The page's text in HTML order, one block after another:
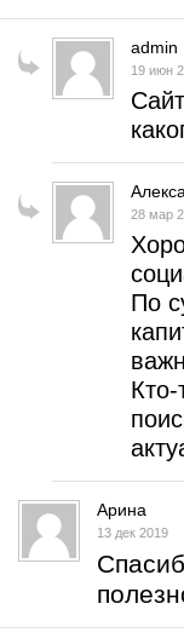
admin
19 июн
28 мар
По
Арина
13 дек 2019